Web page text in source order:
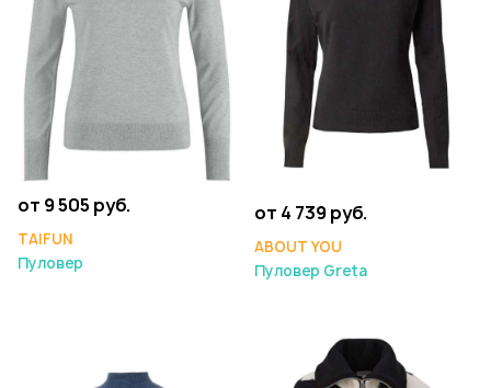
от 9 505 руб.
TAIFUN
Пуловер
от 4 739 руб.
ABOUT YOU
Пуловер Greta